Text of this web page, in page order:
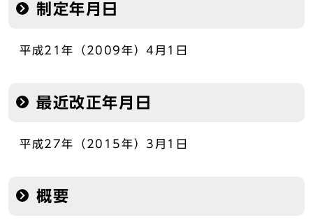
制定年月日
平成21年（2009年）4月1日
最近改正年月日
平成27年（2015年）3月1日
概要